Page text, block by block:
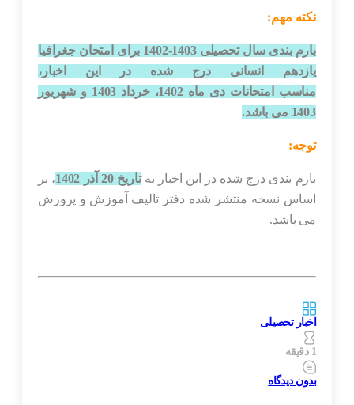
نکته مهم:
بارم بندی سال تحصیلی 1403-1402 برای امتحان جغرافیا
یازدهم انسانی درج شده در این اخبار،
مناسب امتحانات دی ماه 1402، خرداد 1403 و شهریور
1403 می باشد.
توجه:
بارم بندی درج شده در این اخبار به تاریخ 20 آذر 1402
، بر
اساس نسخه منتشر شده دفتر تالیف آموزش و پرورش
می باشد.
اخبار تحصیلی
بدون دیدگاه